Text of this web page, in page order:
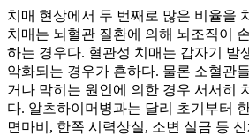
치매 현상에서 두 번째로 많은 비율을
치매는 뇌혈관 질환에 의해 뇌조직이
하는 경우다. 혈관성 치매는 갑자기 발
악화되는 경우가 흔하다. 물론 소혈관
거나 막히는 원인에 의한 경우 서서히
다. 알츠하이머병과는 달리 초기부터
면마비, 한쪽 시력상실, 소변 실금 등